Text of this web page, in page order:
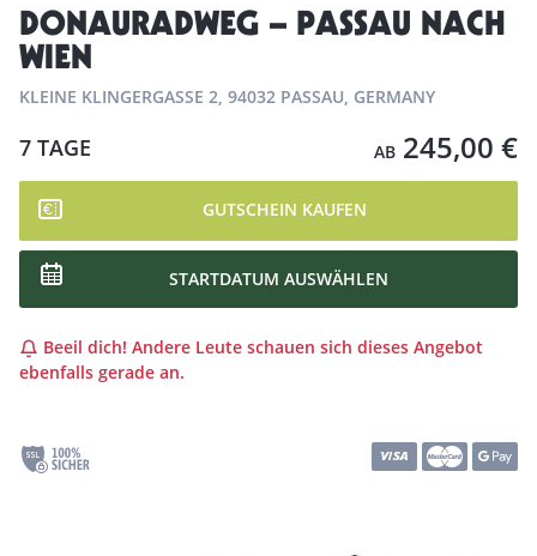
DONAURADWEG – PASSAU NACH
WIEN
KLEINE KLINGERGASSE 2, 94032 PASSAU, GERMANY
AB 245,00 €
7 TAGE
GUTSCHEIN KAUFEN
STARTDATUM AUSWÄHLEN
Beeil dich! Andere Leute schauen sich dieses Angebot
ebenfalls gerade an.